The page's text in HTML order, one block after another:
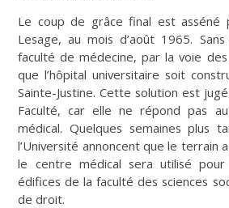
Le coup de grâce final est asséné
Lesage, au mois d’août 1965.
faculté de médecine, par la voie
que l’hôpital universitaire soit
Sainte-Justine. Cette solution est
Faculté, car elle ne répond pas
médical. Quelques semaines plus
l’Université annoncent que le terrain
le centre médical sera utilisé
édifices de la faculté des sciences
de droit.